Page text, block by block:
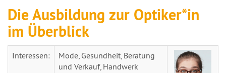
Die Ausbildung zur Optiker*in
im Überblick
Interessen:
Mode, Gesundheit, Beratung
und Verkauf, Handwerk